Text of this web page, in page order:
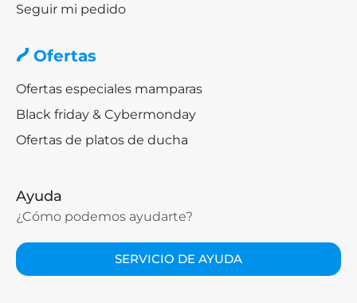
Seguir mi pedido
Ofertas
Ofertas especiales mamparas
Black friday & Cybermonday
Ofertas de platos de ducha
Ayuda
¿Cómo podemos ayudarte?
SERVICIO DE AYUDA